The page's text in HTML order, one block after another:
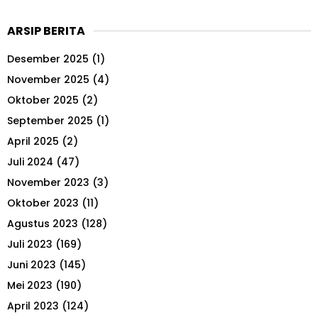
c
f
o
r
ARSIP BERITA
Desember 2025 (1)
November 2025 (4)
Oktober 2025 (2)
September 2025 (1)
April 2025 (2)
Juli 2024 (47)
November 2023 (3)
Oktober 2023 (11)
Agustus 2023 (128)
Juli 2023 (169)
Juni 2023 (145)
Mei 2023 (190)
April 2023 (124)